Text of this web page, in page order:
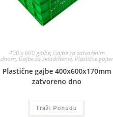
400 x 600 gajbe, Gajbe sa zatvorenim
dnom, Gajbe za skladištenje, Plastične gajbe
Plastične gajbe 400x600x170mm
zatvoreno dno
Traži Ponudu